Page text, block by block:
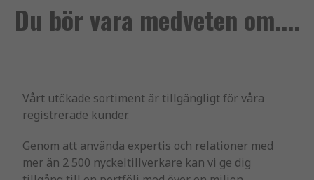
Du bör vara medveten om....
Vårt utökade sortiment är tillgängligt för våra
registrerade kunder.
Genom att använda expertis och relationer med
mer än 2 500 nyckeltillverkare kan vi ge dig